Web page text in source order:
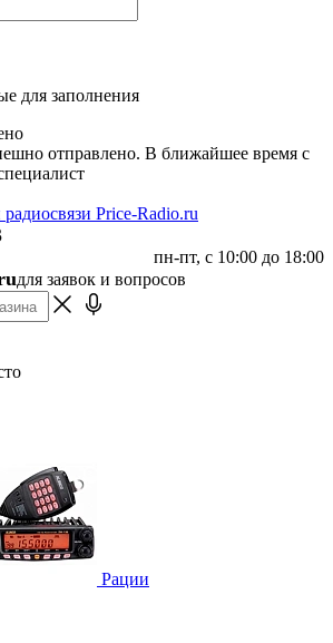
для заполнения
отправлено. В ближайшее время с
пн-пт, с 10:00 до 18:00
для заявок и вопросов
Рации